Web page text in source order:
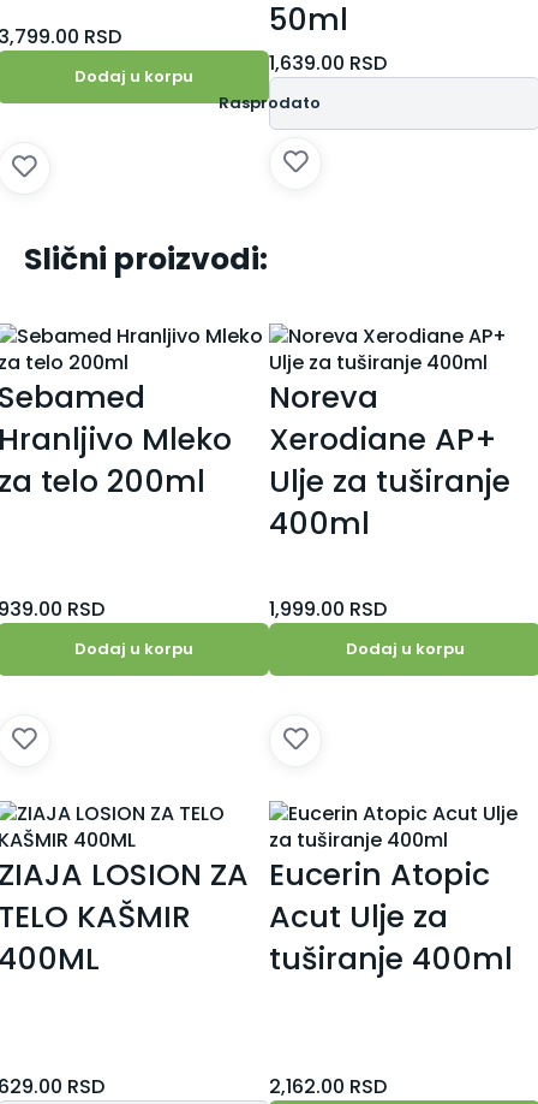
RSD
Dodaj u korpu
50ml
1,639.00 RSD
Rasprodato
Slični proizvodi:
Mleko
telo 200ml
RSD
Dodaj u korpu
Noreva
Xerodiane AP+
Ulje za tuširanje
400ml
1,999.00 RSD
Dodaj u korpu
ZA
KAŠMIR
RSD
Eucerin Atopic
Acut Ulje za
tuširanje 400ml
2,162.00 RSD